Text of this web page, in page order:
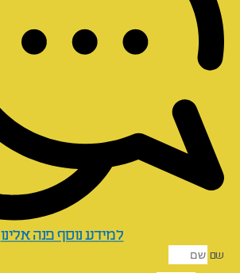
למידע נוסף פנה אלינו
שם